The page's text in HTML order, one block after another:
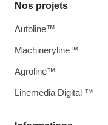
Nos projets
Autoline™
Machineryline™
Agroline™
Linemedia Digital ™